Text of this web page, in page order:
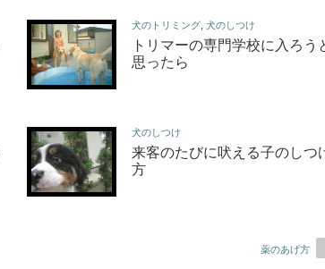
犬のトリミング 犬のしつけ
トリマーの専門学校に入ろう
思ったら
犬のしつけ
来客のたびに吠える子のしつ
方
薬のあげ方